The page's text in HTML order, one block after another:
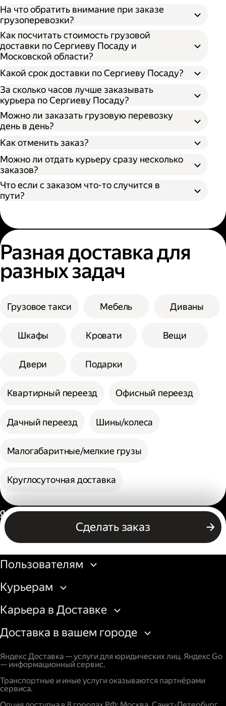
Откройте приложение, личный кабинет
или форму заказа на нашем сайте;
Выберите подходящий размер кузова:
S (170х100х90 см) вмещает грузы до 300 кг
— каблук;
M (260х130х150 см) вмещает грузы до 700
кг — микроавтобус;
L (380х180х180 см) вмещает грузы до 1400
XL (400х190х200 см) вмещает грузы до
2000 кг — газель.
На что обратить внимание при заказе
грузоперевозки?
Как посчитать стоимость грузовой
доставки по Сергиеву Посаду и
Московской области?
Какой срок доставки по Сергиеву Посаду?
Время поиска грузового автомобиля;
Время забора груза;
Расстояние от адреса отправителя до
адреса получателя;
Вы можете узнать местоположение
курьера в личном кабинете или
За сколько часов лучше заказывать
курьера по Сергиеву Посаду?
Можно ли заказать грузовую перевозку
день в день?
Как отменить заказ?
Можно ли отдать курьеру сразу несколько
заказов?
Что если с заказом что-то случится в
пути?
Разная доставка для
разных задач
Грузовое такси Мебель Диваны
Шкафы Кровати Вещи
Двери Подарки
Квартирный переезд Офисный переезд
Дачный переезд Шины/колеса
Малогабаритные/мелкие грузы
Круглосуточная доставка
Сделать заказ
Россия
Бизнесу
Пользователям
Курьерам
Карьера в Доставке
Доставка в вашем городе
Яндекс Доставка — услуги для юридических лиц. Яндекс Go
— информационный сервис.
Транспортные и иные услуги оказываются партнёрами
сервиса.